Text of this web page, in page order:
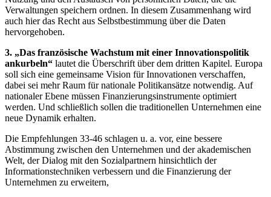
Verwaltungen speichern ordnen. In diesem Zusammenhang wird
auch hier das Recht aus Selbstbestimmung über die Daten
hervorgehoben.
3. „Das französische Wachstum mit einer Innovationspolitik
ankurbeln“ lautet die Überschrift über dem dritten Kapitel. Europa
soll sich eine gemeinsame Vision für Innovationen verschaffen,
dabei sei mehr Raum für nationale Politikansätze notwendig. Auf
nationaler Ebene müssen Finanzierungsinstrumente optimiert
werden. Und schließlich sollen die traditionellen Unternehmen eine
neue Dynamik erhalten.
Die Empfehlungen 33-46 schlagen u. a. vor, eine bessere
Abstimmung zwischen den Unternehmen und der akademischen
Welt, der Dialog mit den Sozialpartnern hinsichtlich der
Informationstechniken verbessern und die Finanzierung der
Unternehmen zu erweitern,